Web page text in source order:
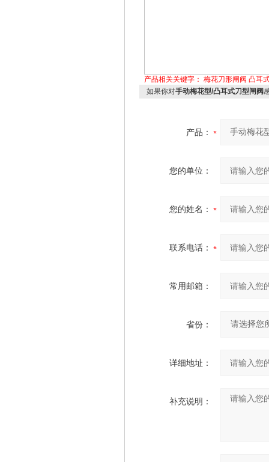
产品相关关键字： 梅花刀形闸阀 凸耳
如果你对手动梅花型/凸耳式刀型闸阀
产品：
您的单位：
您的姓名：
联系电话：
常用邮箱：
省份：
详细地址：
补充说明：